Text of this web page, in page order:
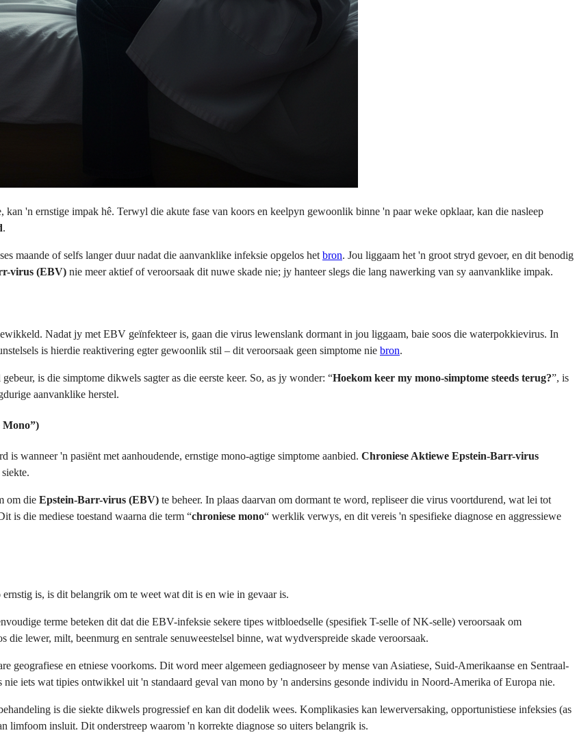
'n ernstige impak hê. Terwyl die akute fase van koors en keelpyn gewoonlik binne 'n paar weke opklaar, kan die nasleep
.
maande of selfs langer duur nadat die aanvanklike infeksie opgelos het bron. Jou liggaam het 'n groot stryd gevoer, en dit benodig
virus (EBV) nie meer aktief of veroorsaak dit nuwe skade nie; jy hanteer slegs die lang nawerking van sy aanvanklike impak.
Nadat jy met EBV geïnfekteer is, gaan die virus lewenslank dormant in jou liggaam, baie soos die waterpokkievirus. In
is hierdie reaktivering egter gewoonlik stil – dit veroorsaak geen simptome nie bron.
is die simptome dikwels sagter as die eerste keer. So, as jy wonder: “Hoekom keer my mono-simptome steeds terug?”, is
aanvanklike herstel.
Mono”)
wanneer 'n pasiënt met aanhoudende, ernstige mono-agtige simptome aanbied. Chroniese Aktiewe Epstein-Barr-virus
om die Epstein-Barr-virus (EBV) te beheer. In plaas daarvan om dormant te word, repliseer die virus voortdurend, wat lei tot
is die mediese toestand waarna die term “chroniese mono“ werklik verwys, en dit vereis 'n spesifieke diagnose en aggressiewe
is, is dit belangrik om te weet wat dit is en wie in gevaar is.
terme beteken dit dat die EBV-infeksie sekere tipes witbloedselle (spesifiek T-selle of NK-selle) veroorsaak om
lewer, milt, beenmurg en sentrale senuweestelsel binne, wat wydverspreide skade veroorsaak.
en etniese voorkoms. Dit word meer algemeen gediagnoseer by mense van Asiatiese, Suid-Amerikaanse en Sentraal-
nie iets wat tipies ontwikkel uit 'n standaard geval van mono by 'n andersins gesonde individu in Noord-Amerika of Europa nie.
is die siekte dikwels progressief en kan dit dodelik wees. Komplikasies kan lewerversaking, opportunistiese infeksies (as
insluit. Dit onderstreep waarom 'n korrekte diagnose so uiters belangrik is.